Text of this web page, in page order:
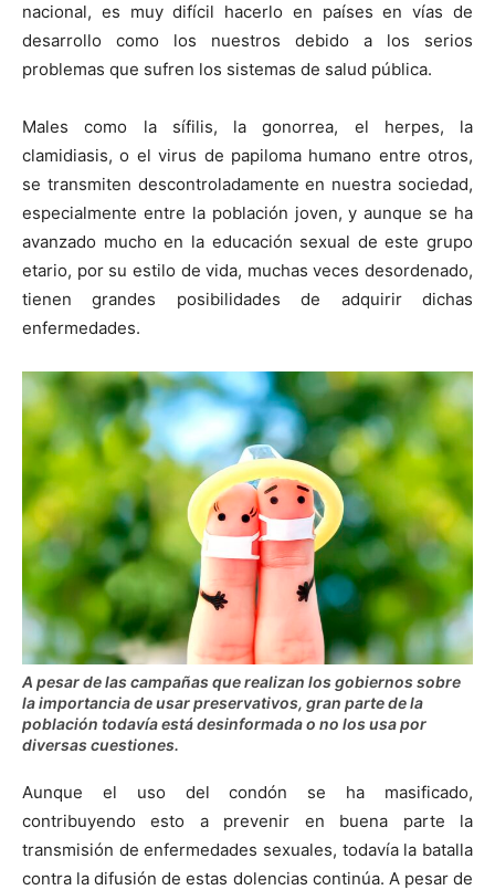
nacional, es muy difícil hacerlo en países en vías de
desarrollo como los nuestros debido a los serios
problemas que sufren los sistemas de salud pública.
Males como la sífilis, la gonorrea, el herpes, la
clamidiasis, o el virus de papiloma humano entre otros,
se transmiten descontroladamente en nuestra sociedad,
especialmente entre la población joven, y aunque se ha
avanzado mucho en la educación sexual de este grupo
etario, por su estilo de vida, muchas veces desordenado,
tienen grandes posibilidades de adquirir dichas
enfermedades.
A pesar de las campañas que realizan los gobiernos sobre
la importancia de usar preservativos, gran parte de la
población todavía está desinformada o no los usa por
diversas cuestiones.
Aunque el uso del condón se ha masificado,
contribuyendo esto a prevenir en buena parte la
transmisión de enfermedades sexuales, todavía la batalla
contra la difusión de estas dolencias continúa. A pesar de